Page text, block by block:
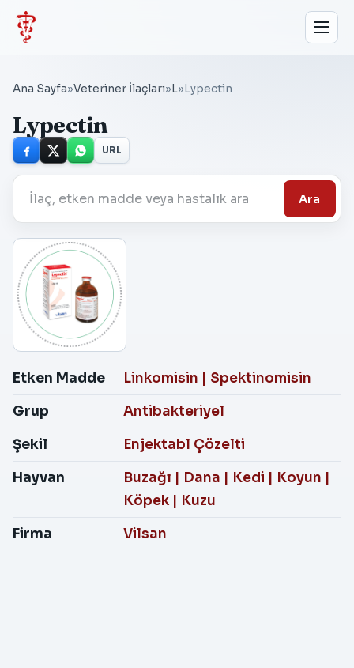
Ana Sayfa»Veteriner İlaçları» L» Lypectin
Lypectin
URL
Ara
Etken Madde Linkomisin
Spektinomisin
Grup
Antibakteriyel
Şekil
Enjektabl Çözelti
Hayvan
Buzağı Dana Kedi Koyun
Köpek
Kuzu
Firma
Vilsan